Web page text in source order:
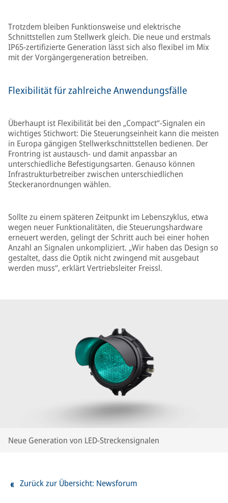
Trotzdem bleiben Funktionsweise und elektrische
Schnittstellen zum Stellwerk gleich. Die neue und erstmals
IP65-zertifizierte Generation lässt sich also flexibel im Mix
mit der Vorgängergeneration betreiben.
Flexibilität für zahlreiche Anwendungsfälle
Überhaupt ist Flexibilität bei den „Compact“-Signalen ein
wichtiges Stichwort: Die Steuerungseinheit kann die meisten
in Europa gängigen Stellwerkschnittstellen bedienen. Der
Frontring ist austausch- und damit anpassbar an
unterschiedliche Befestigungsarten. Genauso können
Infrastrukturbetreiber zwischen unterschiedlichen
Steckeranordnungen wählen.
Sollte zu einem späteren Zeitpunkt im Lebenszyklus, etwa
wegen neuer Funktionalitäten, die Steuerungshardware
erneuert werden, gelingt der Schritt auch bei einer hohen
Anzahl an Signalen unkompliziert. „Wir haben das Design so
gestaltet, dass die Optik nicht zwingend mit ausgebaut
werden muss“, erklärt Vertriebsleiter Freissl.
Neue Generation von LED-Streckensignalen
Zurück zur Übersicht: Newsforum